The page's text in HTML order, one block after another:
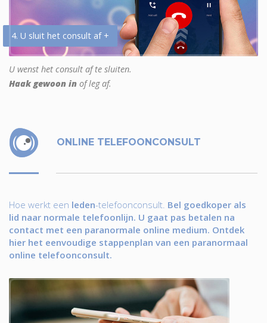
4. U sluit het consult af +
U wenst het consult af te sluiten.
Haak gewoon in of leg af.
ONLINE TELEFOONCONSULT
Hoe werkt een leden-telefoonconsult. Bel goedkoper als
lid naar normale telefoonlijn. U gaat pas betalen na
contact met een paranormale online medium. Ontdek
hier het eenvoudige stappenplan van een paranormaal
online telefoonconsult.